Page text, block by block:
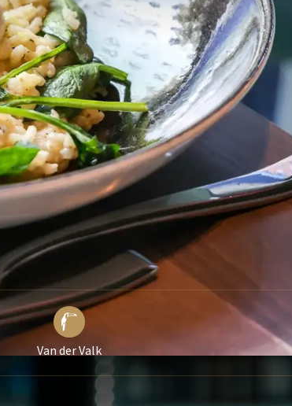
Van der Valk